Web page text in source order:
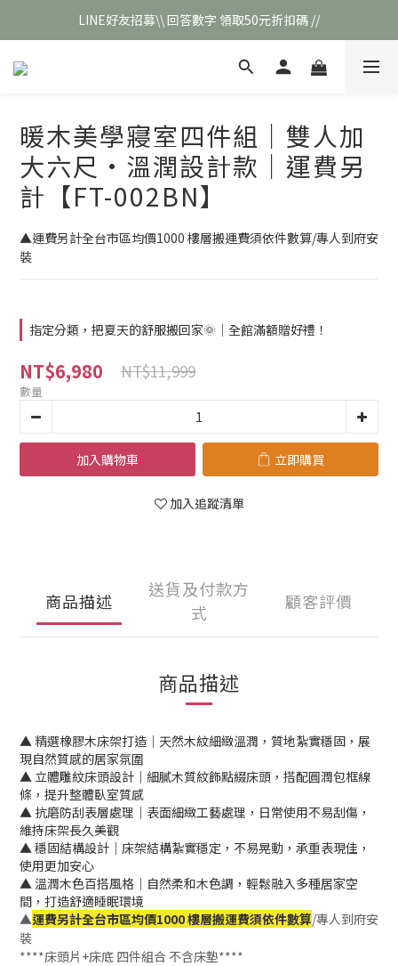
\\新會員註冊// 贈100元購物金❣️
LINE好友招募\\ 回答數字 領取50元折扣碼 //
\\新會員註冊// 贈100元購物金❣️
暖木美學寢室四件組｜雙人加
大六尺·溫潤設計款｜運費另
計【FT-002BN】
▲運費另計全台市區均價1000 樓層搬運費須依件數算/專人到府安
裝
指定分類，把夏天的舒服搬回家🌞｜全館滿額贈好禮！
NT$6,980 NT$11,999
數量
加入購物車 立即購買
加入追蹤清單
商品描述
送貨及付款方
式
顧客評價
商品描述
▲ 精選橡膠木床架打造｜天然木紋細緻溫潤，質地紮實穩固，展
現自然質感的居家氛圍
▲ 立體雕紋床頭設計｜細膩木質紋飾點綴床頭，搭配圓潤包框線
條，提升整體臥室質感
▲ 抗磨防刮表層處理｜表面細緻工藝處理，日常使用不易刮傷，
維持床架長久美觀
▲ 穩固結構設計｜床架結構紮實穩定，不易晃動，承重表現佳，
使用更加安心
▲ 溫潤木色百搭風格｜自然柔和木色調，輕鬆融入多種居家空
間，打造舒適睡眠環境
▲運費另計全台市區均價1000 樓層搬運費須依件數算/專人到府安
裝
****床頭片+床底 四件組合 不含床墊****